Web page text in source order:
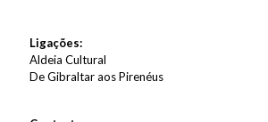
Ligações:
Aldeia Cultural
De Gibraltar aos Pirenéus